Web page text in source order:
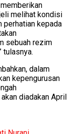
melihat kondisi
perhatian kepada
sebuah rezim
tulasnya.
dalam
kepengurusan
diadakan April